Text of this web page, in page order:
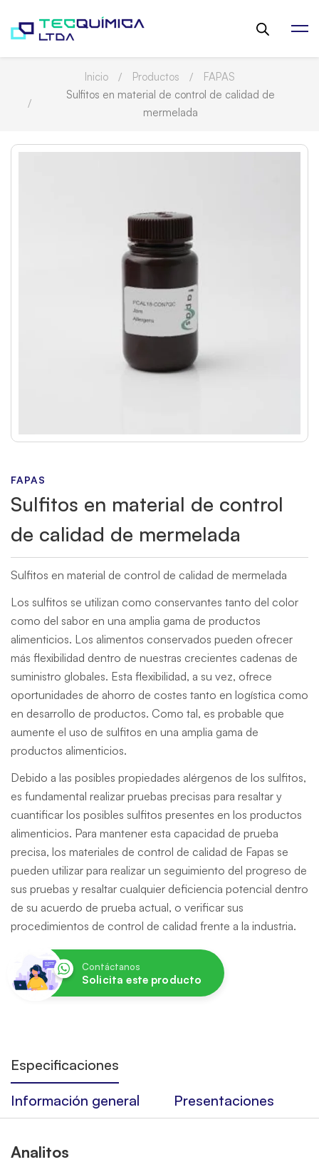
Inicio Productos
FAPAS
Sulfitos en material de control de calidad de
mermelada
FAPAS
Sulfitos en material de control
de calidad de mermelada
Sulfitos en material de control de calidad de mermelada
Los sulfitos se utilizan como conservantes tanto del color
como del sabor en una amplia gama de productos
alimenticios. Los alimentos conservados pueden ofrecer
más flexibilidad dentro de nuestras crecientes cadenas de
suministro globales. Esta flexibilidad, a su vez, ofrece
oportunidades de ahorro de costes tanto en logística como
en desarrollo de productos. Como tal, es probable que
aumente el uso de sulfitos en una amplia gama de
productos alimenticios.
Debido a las posibles propiedades alérgenos de los sulfitos,
es fundamental realizar pruebas precisas para resaltar y
cuantificar los posibles sulfitos presentes en los productos
alimenticios. Para mantener esta capacidad de prueba
precisa, los materiales de control de calidad de Fapas se
pueden utilizar para realizar un seguimiento del progreso de
sus pruebas y resaltar cualquier deficiencia potencial dentro
de su acuerdo de prueba actual, o verificar sus
procedimientos de control de calidad frente a la industria.
Contáctanos
Solicita este producto
Especificaciones
Información general
Presentaciones
Analitos